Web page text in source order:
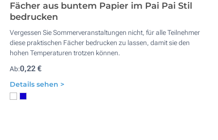
Fächer aus buntem Papier im Pai Pai Stil
bedrucken
Vergessen Sie Sommerveranstaltungen nicht, für alle Teilnehmer
diese praktischen Fächer bedrucken zu lassen, damit sie den
hohen Temperaturen trotzen können.
Ab:0,22 €
Details sehen >